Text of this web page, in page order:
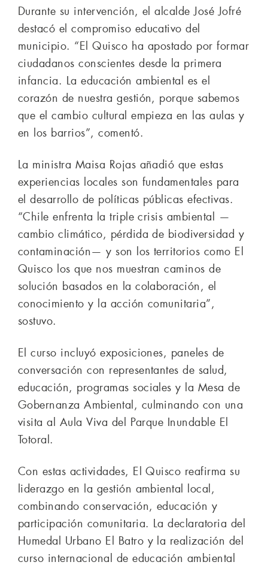
Durante su intervención, el alcalde José Jofré
destacó el compromiso educativo del
municipio. “El Quisco ha apostado por formar
ciudadanos conscientes desde la primera
infancia. La educación ambiental es el
corazón de nuestra gestión, porque sabemos
que el cambio cultural empieza en las aulas y
en los barrios”, comentó.
La ministra Maisa Rojas añadió que estas
experiencias locales son fundamentales para
el desarrollo de políticas públicas efectivas.
“Chile enfrenta la triple crisis ambiental —
cambio climático, pérdida de biodiversidad y
contaminación— y son los territorios como El
Quisco los que nos muestran caminos de
solución basados en la colaboración, el
conocimiento y la acción comunitaria”,
sostuvo.
El curso incluyó exposiciones, paneles de
conversación con representantes de salud,
educación, programas sociales y la Mesa de
Gobernanza Ambiental, culminando con una
visita al Aula Viva del Parque Inundable El
Totoral.
Con estas actividades, El Quisco reafirma su
liderazgo en la gestión ambiental local,
combinando conservación, educación y
participación comunitaria. La declaratoria del
Humedal Urbano El Batro y la realización del
curso internacional de educación ambiental